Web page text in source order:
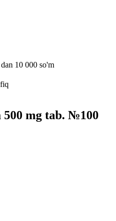
dan 10 000 so'm
mg tab. №100